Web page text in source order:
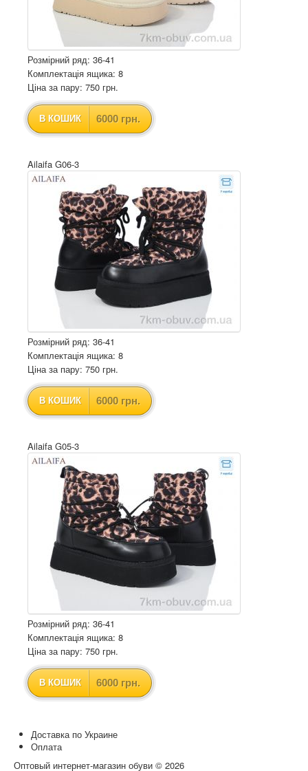
Розмірний ряд: 36-41
Комплектація ящика: 8
Ціна за пару: 750 грн.
В КОШИК 6000 грн.
Ailaifa G06-3
Розмірний ряд: 36-41
Комплектація ящика: 8
Ціна за пару: 750 грн.
В КОШИК 6000 грн.
Ailaifa G05-3
Розмірний ряд: 36-41
Комплектація ящика: 8
Ціна за пару: 750 грн.
В КОШИК 6000 грн.
Доставка по Украине
Оплата
Оптовый интернет-магазин обуви © 2026